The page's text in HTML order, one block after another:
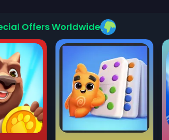
Offers Worldwide